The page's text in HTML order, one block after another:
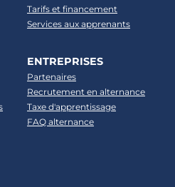
Tarifs et financement
Services aux apprenants
ENTREPRISES
Partenaires
Recrutement en alternance
Taxe d'apprentissage
FAQ alternance